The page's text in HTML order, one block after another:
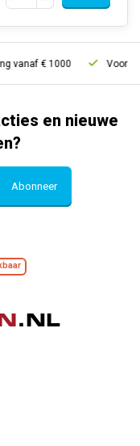
vanaf € 1000 Voor
en nieuwe
Abonneer